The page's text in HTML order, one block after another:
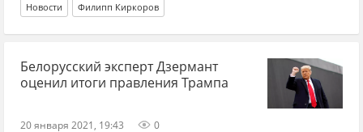
Новости Филипп Киркоров
Белорусский эксперт Дзермант
оценил итоги правления Трампа
20 января 2021, 19:43 0